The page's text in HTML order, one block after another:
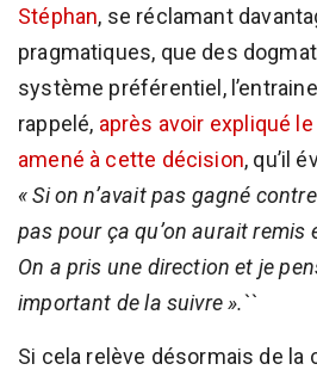
Stéphan, se réclamant
pragmatiques, que des
système préférentiel,
rappelé, après avoir expliqué
amené à cette décision, qu’il
« Si on n’avait pas gagné
pas pour ça qu’on aurait remis
On a pris une direction et je
important de la suivre ».``
Si cela relève désormais de la